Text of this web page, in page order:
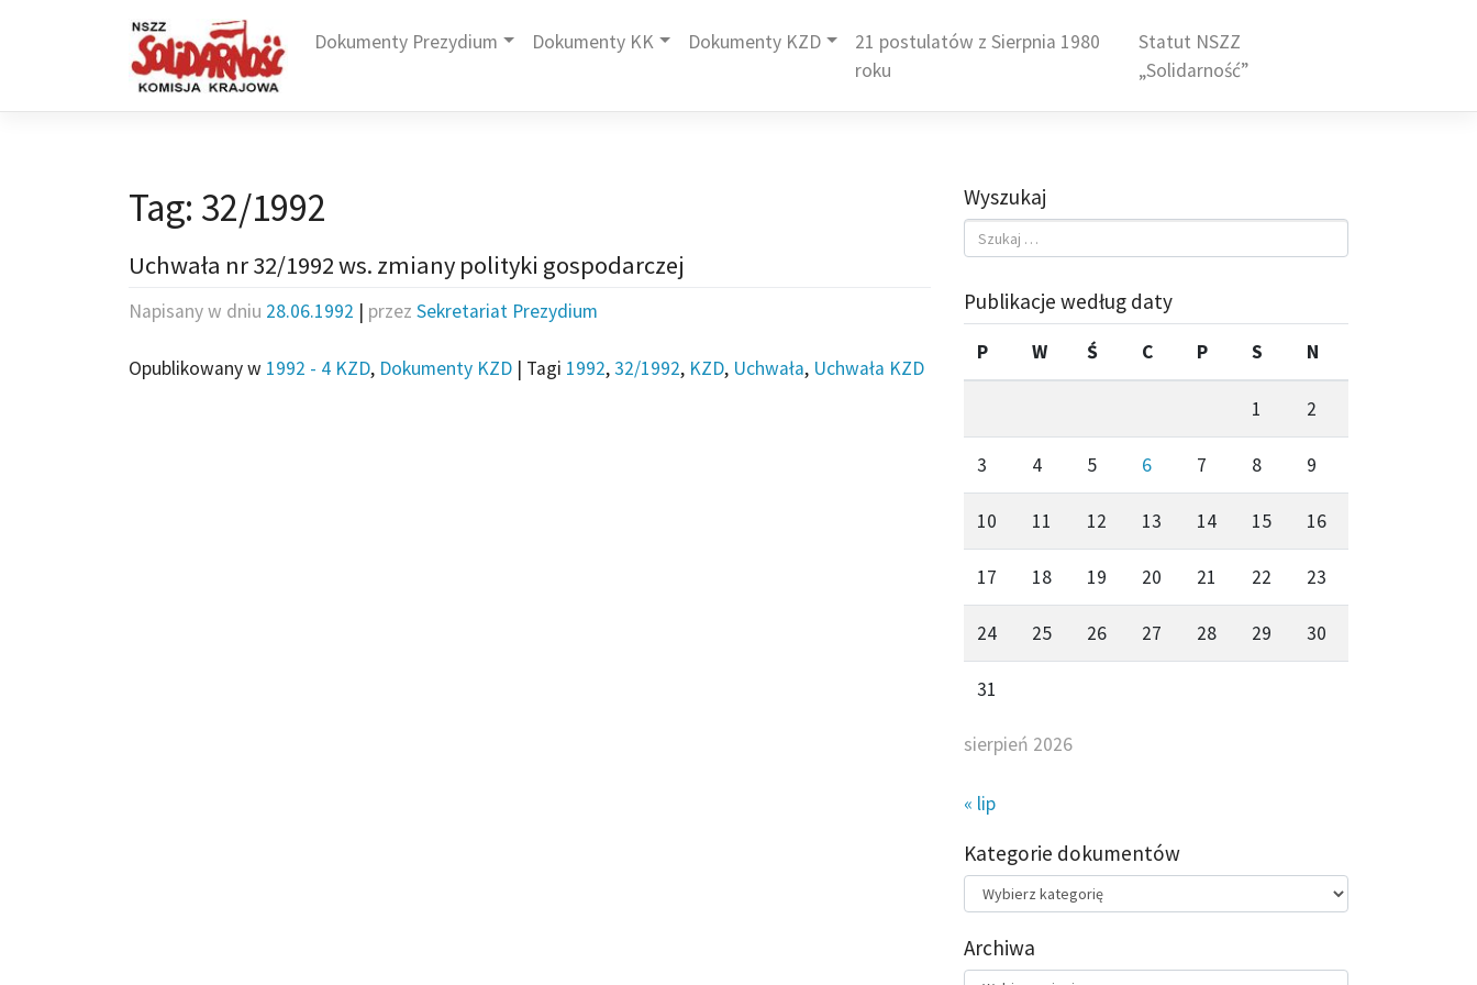
Dokumenty Prezydium Dokumenty KK Dokumenty KZD
21 postulatów z Sierpnia 1980
roku
Statut NSZZ
„Solidarność”
Tag: 32/1992
Uchwała nr 32/1992 ws. zmiany polityki gospodarczej
Napisany w dniu 28.06.1992 | przez Sekretariat Prezydium
Opublikowany w 1992 - 4 KZD, Dokumenty KZD | Tagi 1992,32/1992, KZD, Uchwała, Uchwała KZD
Wyszukaj
Publikacje według daty
sierpień 2026
P W Ś C P S N
1 2
3 4 5 6 7 8 9
10 11 12 13 14 15 16
17 18 19 20 21 22 23
24 25 26 27 28 29 30
31
« lip
Kategorie dokumentów
Kategorie
dokumentów
Archiwa
Archiwa